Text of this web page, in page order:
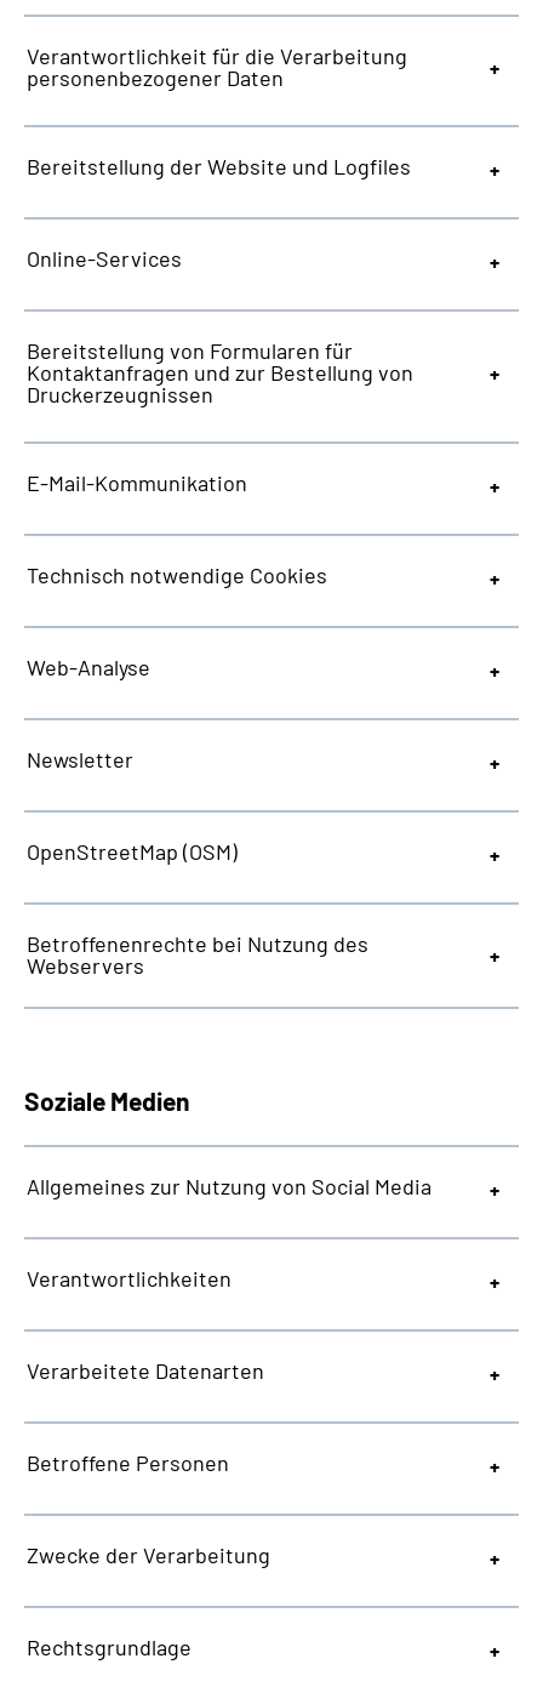
Verantwortlichkeit für die Verarbeitung
personenbezogener Daten
Bereitstellung derWebsite und Logfiles
Online-Services
Bereitstellung von Formularen für
Kontaktanfragen und zur Bestellung von
Druckerzeugnissen
E-Mail-Kommunikation
Technisch notwendige Cookies
Web-Analyse
Newsletter
OpenStreetMap (OSM)
Betroffenenrechte bei Nutzung des
Webservers
Soziale Medien
Allgemeines zur Nutzung von Social Media
Verantwortlichkeiten
Verarbeitete Datenarten
Betroffene Personen
Zwecke der Verarbeitung
Rechtsgrundlage